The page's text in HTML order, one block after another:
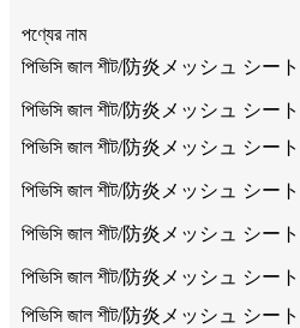
পণ্যের নাম
পিভিসি জাল শীট/防炎メッシュ シート
পিভিসি জাল শীট/防炎メッシュ シート
পিভিসি জাল শীট/防炎メッシュ シート
পিভিসি জাল শীট/防炎メッシュ シート
পিভিসি জাল শীট/防炎メッシュ シート
পিভিসি জাল শীট/防炎メッシュ シート
পিভিসি জাল শীট/防炎メッシュ シート